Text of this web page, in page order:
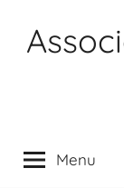
BrindasMenu